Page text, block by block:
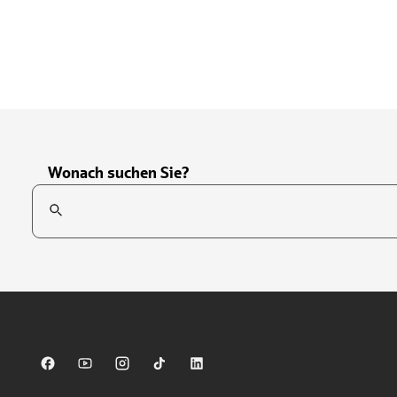
Wonach suchen Sie?
Suchfeld
Sparkasse auf Facebook
Sparkasse auf Youtube
Sparkasse auf Instagram
Sparkasse auf TikTok
Sparkasse auf LinkedIn